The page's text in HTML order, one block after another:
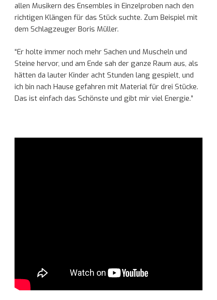
allen Musikern des Ensembles in Einzelproben nach den
richtigen Klängen für das Stück suchte. Zum Beispiel mit
dem Schlagzeuger Boris Müller.
“Er holte immer noch mehr Sachen und Muscheln und
Steine hervor, und am Ende sah der ganze Raum aus, als
hätten da lauter Kinder acht Stunden lang gespielt, und
ich bin nach Hause gefahren mit Material für drei Stücke.
Das ist einfach das Schönste und gibt mir viel Energie.”